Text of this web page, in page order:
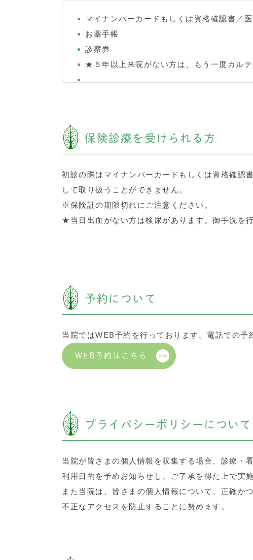
マイナンバーカードもしくは資格確認書／
お薬手帳
診察券
★５年以上来院がない方は、もう一度カル
保険診療を受けられる方
初診の際はマイナンバーカードもしくは資格確認
して取り扱うことができません。
※保険証の期限切れにご注意ください。
★当日出血がない方は検尿があります。御手洗を
予約について
当院ではWEB予約を行っております。電話での予
WEB予約はこちら
プライバシーポリシーについて
当院が皆さまの個人情報を収集する場合、診療・
利用目的を予めお知らせし、ご了承を得た上で実
また当院は、皆さまの個人情報について、正確か
不正なアクセスを防止することに努めます。